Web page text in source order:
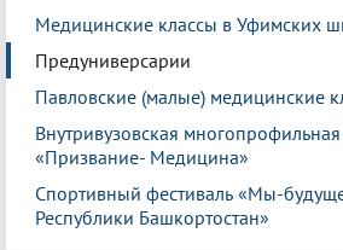
Медицинские классы в Уфимских
Предуниверсарии
Павловские (малые) медицинские
Внутривузовская
«Призвание- Медицина»
Спортивный фестиваль «Мы-
Республики Башкортостан»